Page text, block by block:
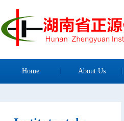
Home About Us